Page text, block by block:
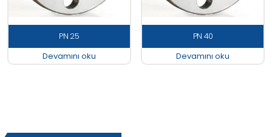
PN 25
Devamını oku
PN 40
Devamını oku